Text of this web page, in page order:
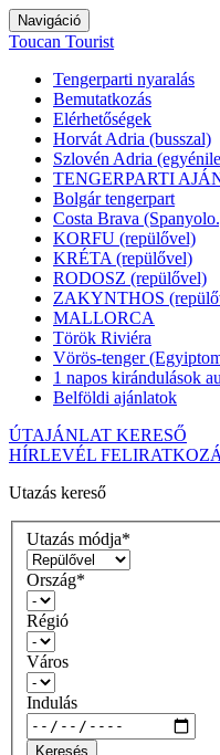
Navigáció
Toucan Tourist
Tengerparti nyaralás
Bemutatkozás
Elérhetőségek
Horvát Adria (busszal)
Szlovén Adria
TENGERPARTI
Bolgár tengerpart
Costa Brava
KORFU (repülővel)
KRÉTA (repülővel)
RODOSZ (repülővel)
ZAKYNTHOS
MALLORCA
Török Riviéra
Vörös-tenger
1 napos kirándulások
Belföldi ajánlatok
ÚTAJÁNLAT KERESŐ
HÍRLEVÉL
Utazás kereső
Utazás módja*
Ország*
Régió
Város
Indulás
Keresés